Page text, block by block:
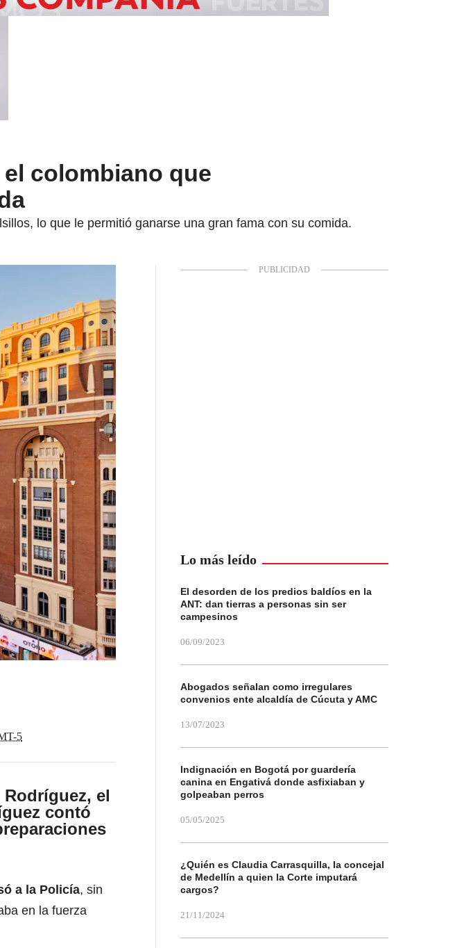
colombiano que
lo que le permitió ganarse una gran fama con su comida.
5
Rodríguez, el
contó
a la Policía, sin
en la fuerza
Lo más leído
El desorden de los predios baldíos en la
ANT: dan tierras a personas sin ser
campesinos
06/09/2023
Abogados señalan como irregulares
convenios ente alcaldía de Cúcuta y AMC
13/07/2023
Indignación en Bogotá por guardería
canina en Engativá donde asfixiaban y
golpeaban perros
05/05/2025
¿Quién es Claudia Carrasquilla, la concejal
de Medellín a quien la Corte imputará
cargos?
21/11/2024